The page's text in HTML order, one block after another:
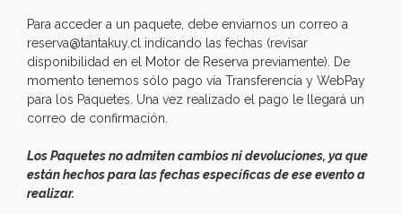
Para acceder a un paquete, debe enviarnos un correo a
reserva@tantakuy.cl indicando las fechas (revisar
disponibilidad en el
Motor de Reserva previamente). De
momento tenemos sólo pago vía Transferencia y WebPay
para los Paquetes. Una vez realizado el pago le llegará un
correo de confirmación.
Los Paquetes no admiten cambios ni devoluciones, ya que
están hechos para las fechas específicas de ese evento a
realizar.